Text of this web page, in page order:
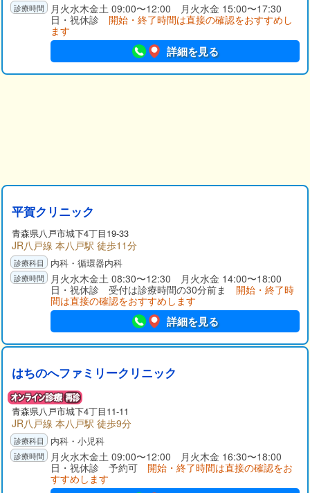
月火水木金土 09:00〜12:00 月火水金 15:00〜17:30
日・祝休診 開始・終了時間は直接の確認をおすすめし
ます
詳細を見る
平賀クリニック
青森県八戸市城下4丁目19-33
JR八戸線 本八戸駅 徒歩11分
内科・循環器内科
月火水木金土 08:30〜12:30 月火水金 14:00〜18:00
日・祝休診 受付は診療時間の30分前ま 開始・終了時
間は直接の確認をおすすめします
詳細を見る
はちのへファミリークリニック
青森県八戸市城下4丁目11-11
JR八戸線 本八戸駅 徒歩9分
内科・小児科
月火水木金土 09:00〜12:00 月火木金 16:30〜18:00
日・祝休診 予約可 開始・終了時間は直接の確認をお
すすめします